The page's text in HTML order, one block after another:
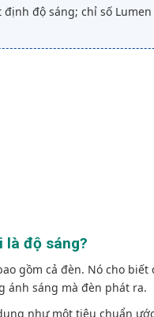
độ sáng; chỉ số Lumen
là độ sáng?
gồm cả đèn. Nó cho
ánh sáng mà đèn phát ra.
như một tiêu chuẩn